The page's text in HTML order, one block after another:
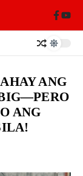
ANG
ANG